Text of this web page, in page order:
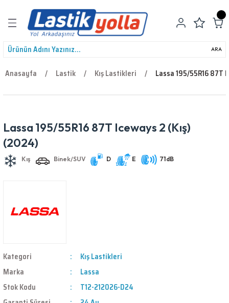
Geri Dön
ARA
Anasayfa Lastik Kış Lastikleri Lassa 195/55R16 87T
Lassa 195/55R16 87T Iceways 2 (Kış)
(2024)
Kış Binek/SUV D 71dB
Kategori
Kış Lastikleri
Marka
Lassa
Stok Kodu
T12-212026-D24